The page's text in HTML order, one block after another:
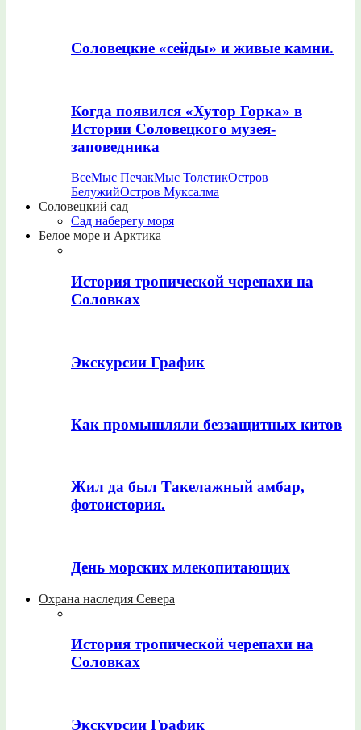
Соловецкие «сейды» и живые камни.
Когда появился «Хутор Горка» в
Истории Соловецкого музея-
заповедника
ВсеМыс ПечакМыс ТолстикОстров
БелужийОстров Муксалма
Соловецкий сад
Сад наберегу моря
Белое море и Арктика
История тропической черепахи на
Соловках
Экскурсии График
Как промышляли беззащитных китов
Жил да был Такелажный амбар,
фотоистория.
День морских млекопитающих
Охрана наследия Севера
История тропической черепахи на
Соловках
Экскурсии График